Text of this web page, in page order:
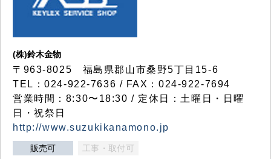
(株)鈴木金物
〒963-8025 福島県郡山市桑野5丁目15-6
TEL：024-922-7636 / FAX：024-922-7694
営業時間：8:30〜18:30 / 定休日：土曜日・日曜
日・祝祭日
http://www.suzukikanamono.jp
販売可 工事・取付可